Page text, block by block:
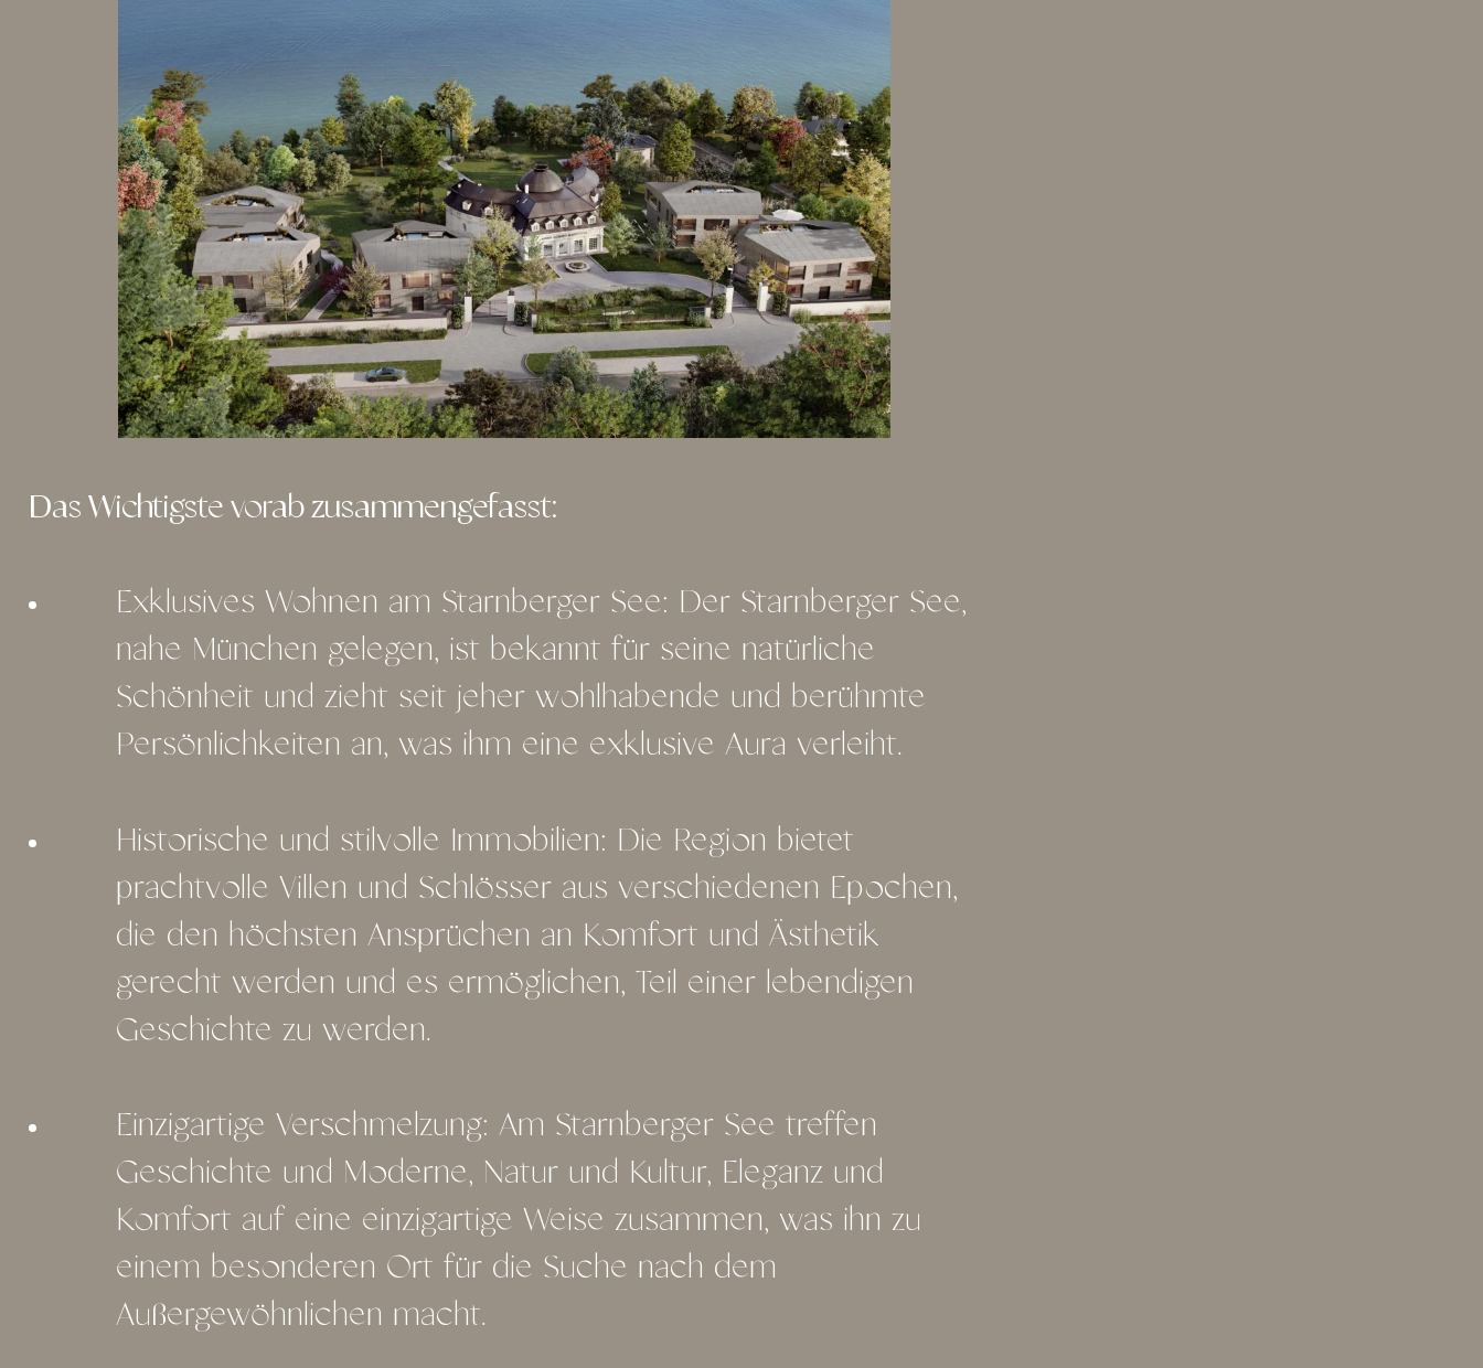
Das Wichtigste vorab zusammengefasst:
Exklusives Wohnen am Starnberger See: Der Starnberger See,
nahe München gelegen, ist bekannt für seine natürliche
Schönheit und zieht seit jeher wohlhabende und berühmte
Persönlichkeiten an, was ihm eine exklusive Aura verleiht.
Historische und stilvolle Immobilien: Die Region bietet
prachtvolle Villen und Schlösser aus verschiedenen Epochen,
die den höchsten Ansprüchen an Komfort und Ästhetik
gerecht werden und es ermöglichen, Teil einer lebendigen
Geschichte zu werden.
Einzigartige Verschmelzung: Am Starnberger See treffen
Geschichte und Moderne, Natur und Kultur, Eleganz und
Komfort auf eine einzigartige Weise zusammen, was ihn zu
einem besonderen Ort für die Suche nach dem
Außergewöhnlichen macht.